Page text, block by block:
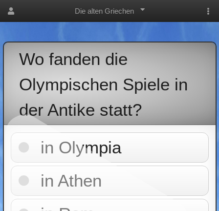
Die alten Griechen
Wo fanden die
Olympischen Spiele in
der Antike statt?
in Olympia
in Athen